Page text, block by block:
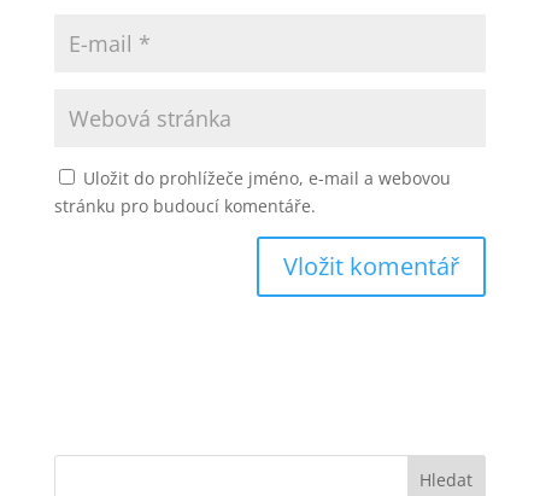
Uložit do prohlížeče jméno, e-mail a webovou
stránku pro budoucí komentáře.